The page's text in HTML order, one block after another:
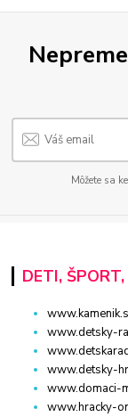
Môžete sa
DETI,
www.detsky-
www.detsky-
www.domaci-
www.hracky-